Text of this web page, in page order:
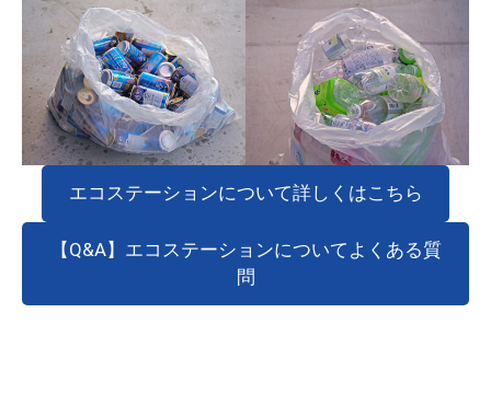
エコステーションについて詳しくはこちら
【Q&A】エコステーションについてよくある質
問